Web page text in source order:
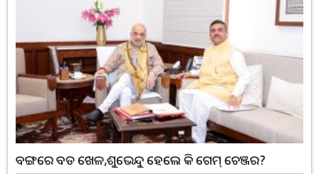
ବଙ୍ଗରେ ବଡ ଖେଳ,ଶୁଭେନ୍ଦୁ ହେଲେ କି ଗେମ୍ ଚେଞ୍ଜର?